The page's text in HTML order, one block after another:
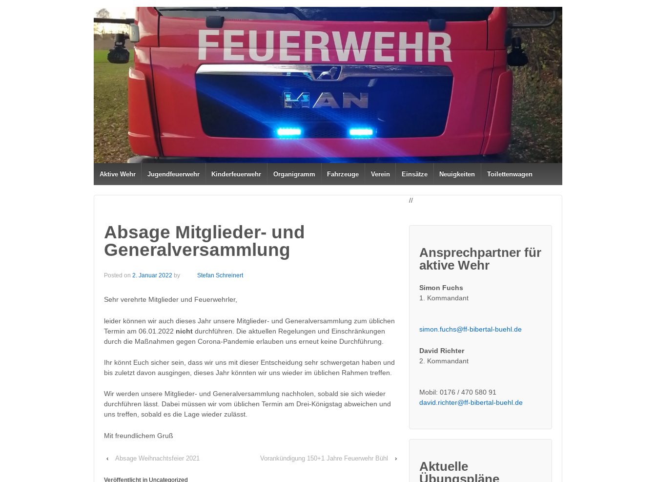
Aktive Wehr Jugendfeuerwehr Kinderfeuerwehr Organigramm Fahrzeuge Verein Einsätze Neuigkeiten Toilettenwagen
Absage Mitglieder- und
Generalversammlung
Posted on 2. Januar 2022 by Stefan Schreinert
Sehr verehrte Mitglieder und Feuerwehrler,
leider können wir auch dieses Jahr unsere Mitglieder- und Generalversammlung zum üblichen
Termin am 06.01.2022 nicht durchführen. Die aktuellen Regelungen und Einschränkungen
durch die Maßnahmen gegen Corona-Pandemie erlauben uns erneut keine Durchführung.
Ihr könnt Euch sicher sein, dass wir uns mit dieser Entscheidung sehr schwergetan haben und
bis zuletzt davon ausgingen, dieses Jahr könnten wir uns wieder im üblichen Rahmen treffen.
Wir werden unsere Mitglieder- und Generalversammlung nachholen, sobald sie sich wieder
durchführen lässt. Dabei müssen wir vom üblichen Termin am Drei-Königstag abweichen und
uns treffen, sobald es die Lage wieder zulässt.
Mit freundlichem Gruß
‹ Absage Weihnachtsfeier 2021 Vorankündigung 150+1 Jahre Feuerwehr Bühl ›
Veröffentlicht in Uncategorized
//
Ansprechpartner für
aktive Wehr
Simon Fuchs
1. Kommandant
simon.fuchs@ff-bibertal-buehl.de
David Richter
2. Kommandant
Mobil: 0176 / 470 580 91
david.richter@ff-bibertal-buehl.de
Aktuelle